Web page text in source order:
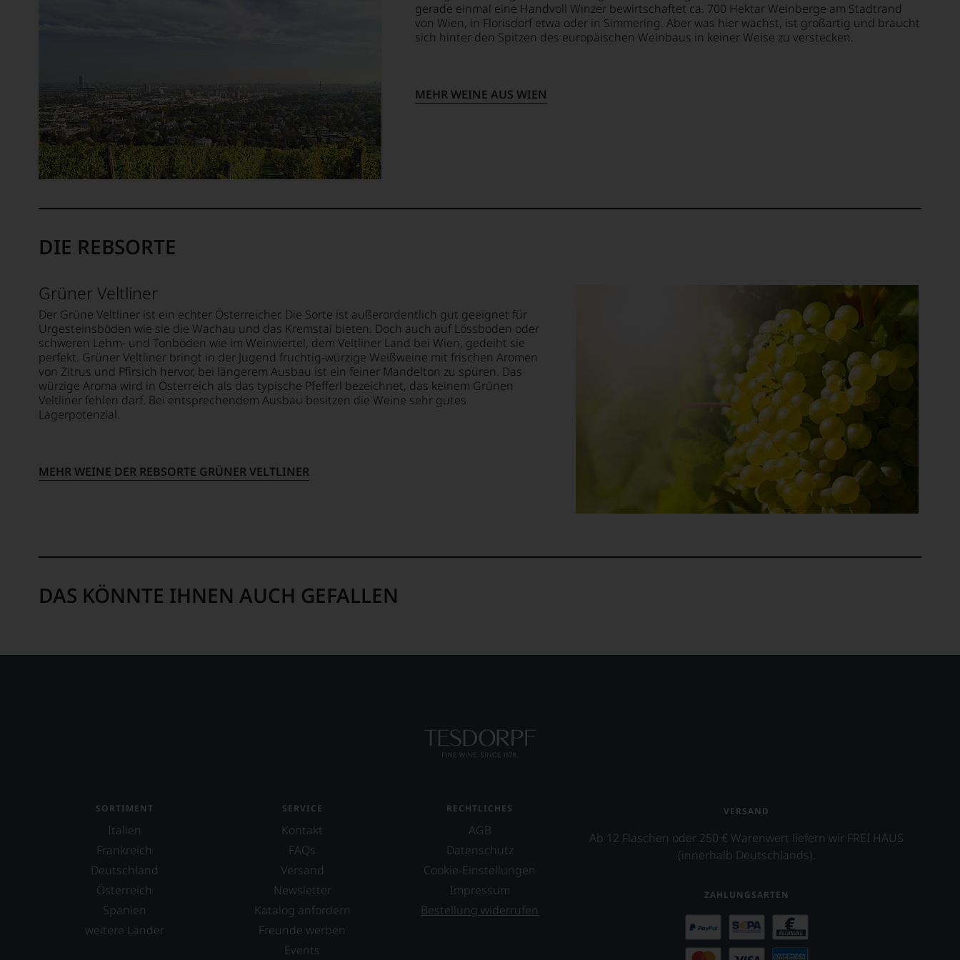
Webshop,
um
zu
unterstreichen,
auf
welch
hohem
uns
nicht
mehr.
Wir
haben
festgestellt,
dass
nachvollziehbar
ist
Aus
Grund
haben
WIR
Experten-
und
Verkostungsteam
des
Hauses
Tesdorpf,
diskutieren
leidenschaftlich,
aber
konstruktiv
jeden
gerade einmal eine Handvoll Winzer bewirtschaftet ca. 700 Hektar Weinberge am Stadtrand
von Wien, in Florisdorf etwa oder in Simmering. Aber was hier wächst, ist großartig und braucht
sich hinter den Spitzen des europäischen Weinbaus in keiner Weise zu verstecken.
MEHR WEINE AUS WIEN
DIE REBSORTE
Grüner Veltliner
Der Grüne Veltliner ist ein echter Österreicher. Die Sorte ist außerordentlich gut geeignet für
Urgesteinsböden wie sie die Wachau und das Kremstal bieten. Doch auch auf Lössboden oder
schweren Lehm- und Tonböden wie im Weinviertel, dem Veltliner Land bei Wien, gedeiht sie
perfekt. Grüner Veltliner bringt in der Jugend fruchtig-würzige Weißweine mit frischen Aromen
von Zitrus und Pfirsich hervor, bei längerem Ausbau ist ein feiner Mandelton zu spüren. Das
würzige Aroma wird in Österreich als das typische Pfefferl bezeichnet, das keinem Grünen
Veltliner fehlen darf. Bei entsprechendem Ausbau besitzen die Weine sehr gutes
Lagerpotenzial.
MEHR WEINE DER REBSORTE GRÜNER VELTLINER
DAS KÖNNTE IHNEN AUCH GEFALLEN
SORTIMENT
Italien
Frankreich
Deutschland
Österreich
Spanien
weitere Länder
SERVICE
Kontakt
FAQs
Versand
Newsletter
Katalog anfordern
Freunde werben
Events
RECHTLICHES
AGB
Datenschutz
Cookie-Einstellungen
Impressum
Bestellung widerrufen
VERSAND
Ab 12 Flaschen oder 250 € Warenwert liefern wir FREI HAUS
(innerhalb Deutschlands).
ZAHLUNGSARTEN